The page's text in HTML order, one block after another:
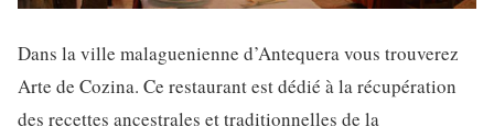
Dans la ville malaguenienne d’Antequera vous trouverez
Arte de Cozina. Ce restaurant est dédié à la récupération
des recettes ancestrales et traditionnelles de la